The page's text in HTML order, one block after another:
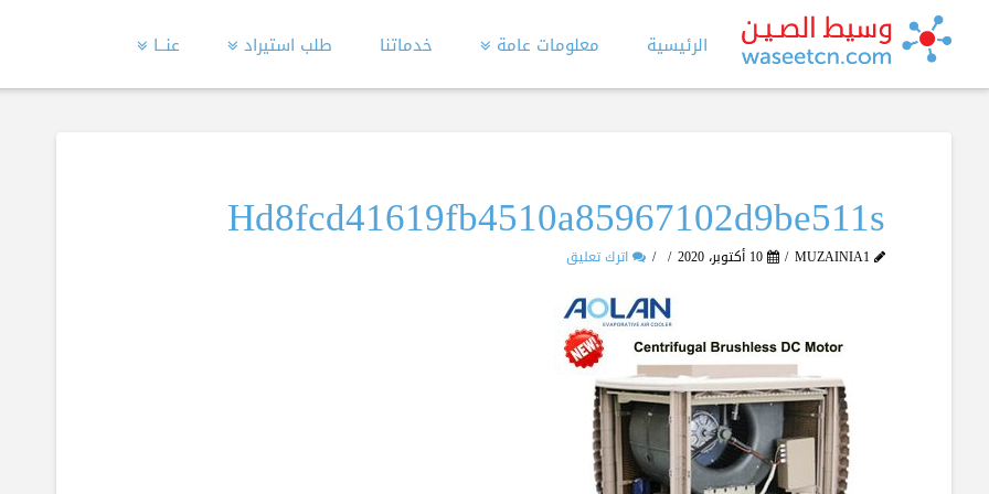
الرئيسية معلومات عامة خدماتنا طلب استيراد عنــا
Hd8fcd41619fb4510a85967102d9be511s
MUZAINIA1 10 أكتوبر، 2020 اترك تعليق